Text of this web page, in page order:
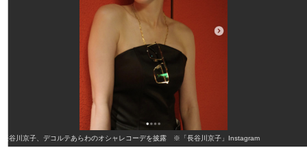
長谷川京子、デコルテあらわのオシャレコーデを披露 ※「長谷川京子」Instagram